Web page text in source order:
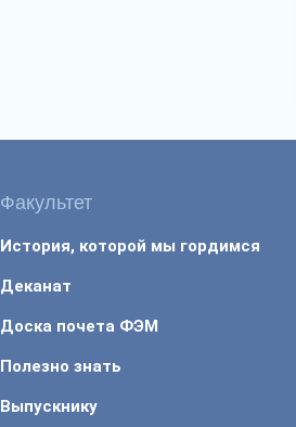
Факультет
История, которой мы гордимся
Деканат
Доска почета ФЭМ
Полезно знать
Выпускнику